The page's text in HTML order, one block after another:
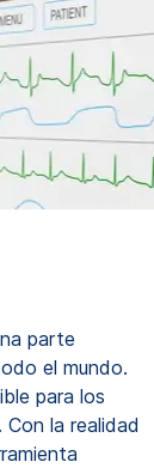
parte
el mundo.
para los
la realidad